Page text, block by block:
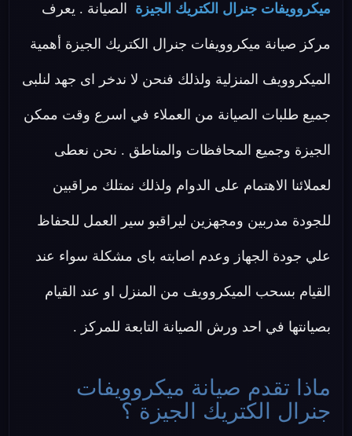
ميكروويفات جنرال الكتريك الجيزة الصيانة . يعرف
مركز صيانة ميكروويفات جنرال الكتريك الجيزة أهمية
الميكروويف المنزلية ولذلك فنحن لا ندخر اى جهد لنلبى
جميع طلبات الصيانة من العملاء في اسرع وقت ممكن
الجيزة وجميع المحافظات والمناطق . نحن نعطى
لعملائنا الاهتمام على الدوام ولذلك نمتلك مراقبين
للجودة مدربين ومجهزين ليراقبو سير العمل للحفاظ
علي جودة الجهاز وعدم اصابته باى مشكلة سواء عند
القيام بسحب الميكروويف من المنزل او عند القيام
بصيانتها في احد ورش الصيانة التابعة للمركز .
ماذا تقدم صيانة ميكروويفات
جنرال الكتريك الجيزة ؟